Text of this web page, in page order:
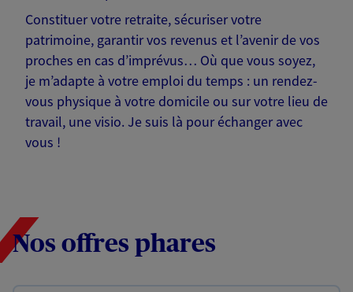
Constituer votre retraite, sécuriser votre
patrimoine, garantir vos revenus et l’avenir de vos
proches en cas d’imprévus… Où que vous soyez,
je m’adapte à votre emploi du temps : un rendez-
vous physique à votre domicile ou sur votre lieu de
travail, une visio. Je suis là pour échanger avec
vous !
Nos offres phares